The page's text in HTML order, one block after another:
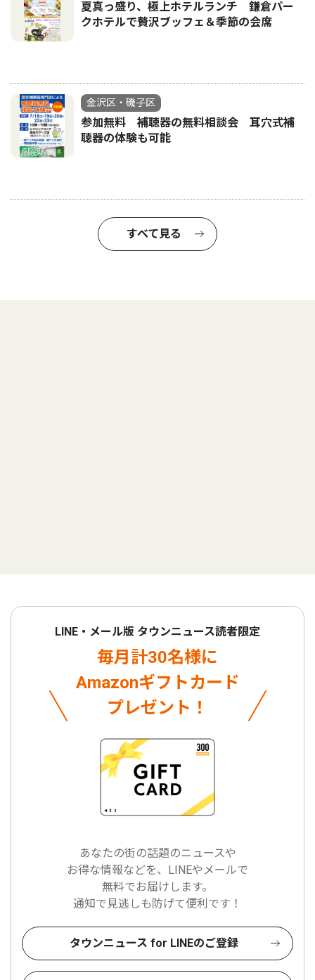
夏真っ盛り、極上ホテルランチ 鎌倉パー
クホテルで贅沢ブッフェ＆季節の会席
金沢区・磯子区
参加無料 補聴器の無料相談会 耳穴式補
聴器の体験も可能
すべて見る
LINE・メール版 タウンニュース読者限定
毎月計30名様に
Amazonギフトカード
プレゼント！
あなたの街の話題のニュースや
お得な情報などを、LINEやメールで
無料でお届けします。
通知で見逃しも防げて便利です！
タウンニュース for LINEのご登録